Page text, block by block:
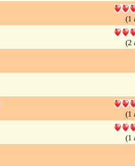
(1
(2
(1
(1